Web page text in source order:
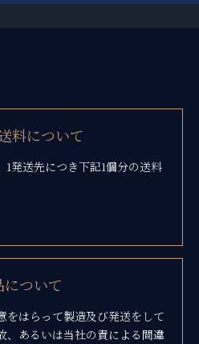
料について
発送先につき下記1個分の送料
について
をはらって製造及び発送をして
、あるいは当社の責による間違